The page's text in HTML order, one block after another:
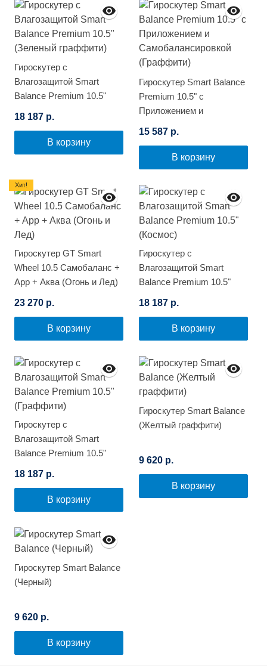
Гироскутер с
Влагозащитой Smart
Balance Premium 10.5"
18 187 р.
В корзину
Гироскутер Smart Balance
Premium 10.5" с
Приложением и
(Граффити)
15 587 р.
В корзину
Гироскутер GT Smart
Wheel 10.5 Самобаланс +
App + Аква (Огонь и Лед)
23 270 р.
В корзину
Хит!
Гироскутер с
Влагозащитой Smart
Balance Premium 10.5"
18 187 р.
В корзину
Гироскутер с
Влагозащитой Smart
Balance Premium 10.5"
18 187 р.
В корзину
Гироскутер Smart Balance
(Желтый граффити)
9 620 р.
В корзину
Гироскутер Smart Balance
(Черный)
9 620 р.
В корзину